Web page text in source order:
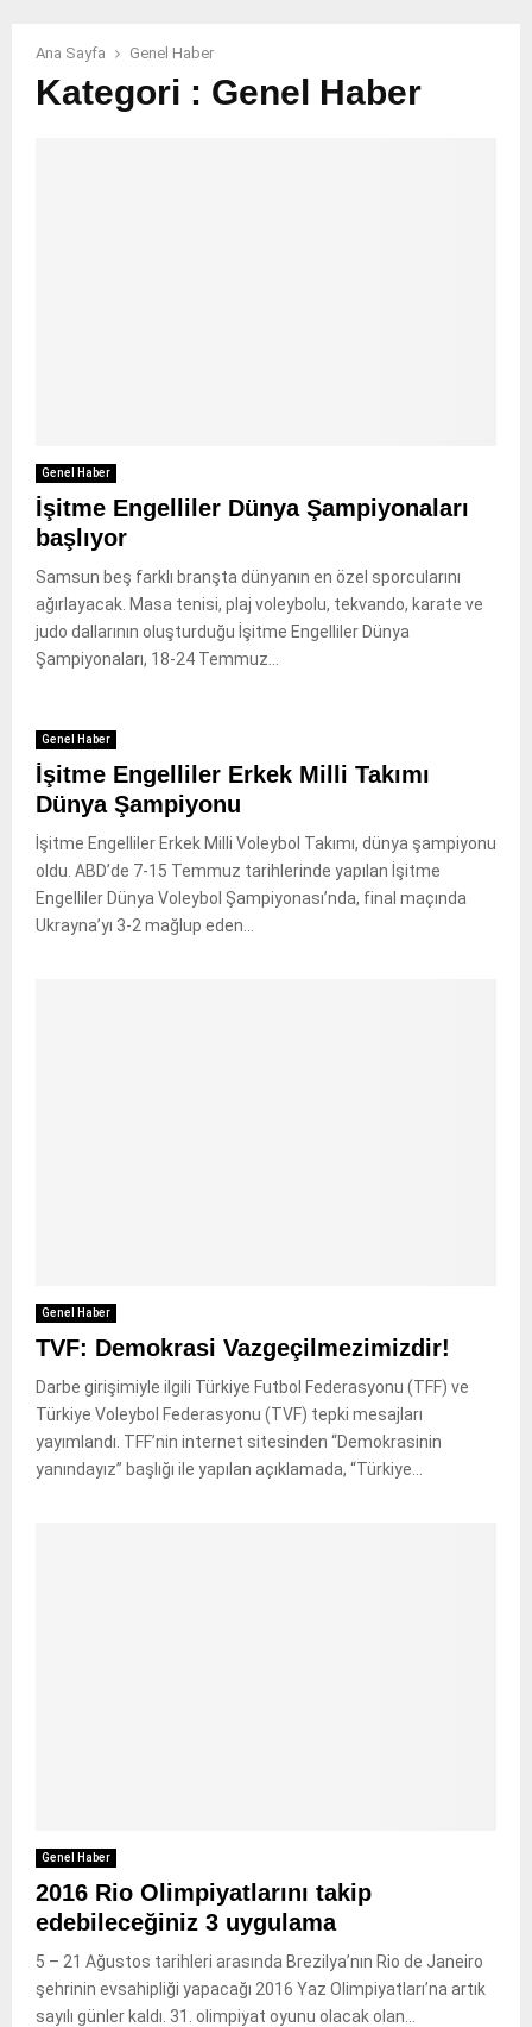
Ana Sayfa Genel Haber
Kategori : Genel Haber
Genel Haber
İşitme Engelliler Dünya Şampiyonaları
başlıyor
Samsun beş farklı branşta dünyanın en özel sporcularını
ağırlayacak. Masa tenisi, plaj voleybolu, tekvando, karate ve
judo dallarının oluşturduğu İşitme Engelliler Dünya
Şampiyonaları, 18-24 Temmuz...
Genel Haber
İşitme Engelliler Erkek Milli Takımı
Dünya Şampiyonu
İşitme Engelliler Erkek Milli Voleybol Takımı, dünya şampiyonu
oldu. ABD’de 7-15 Temmuz tarihlerinde yapılan İşitme
Engelliler Dünya Voleybol Şampiyonası’nda, final maçında
Ukrayna’yı 3-2 mağlup eden...
Genel Haber
TVF: Demokrasi Vazgeçilmezimizdir!
Darbe girişimiyle ilgili Türkiye Futbol Federasyonu (TFF) ve
Türkiye Voleybol Federasyonu (TVF) tepki mesajları
yayımlandı. TFF’nin internet sitesinden “Demokrasinin
yanındayız” başlığı ile yapılan açıklamada, “Türkiye...
Genel Haber
2016 Rio Olimpiyatlarını takip
edebileceğiniz 3 uygulama
5 – 21 Ağustos tarihleri arasında Brezilya’nın Rio de Janeiro
şehrinin evsahipliği yapacağı 2016 Yaz Olimpiyatları’na artık
sayılı günler kaldı. 31. olimpiyat oyunu olacak olan...